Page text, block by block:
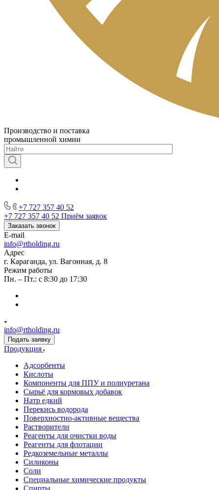
Производство и поставка
промышленной химии
+7 727 357 40 52
+7 727 357 40 52 Приём заявок
Заказать звонок
E-mail
info@rtholding.ru
Адрес
г. Караганда, ул. Вагонная, д. 8
Режим работы
Пн. – Пт.: с 8:30 до 17:30
info@rtholding.ru
Подать заявку
Продукция
Адсорбенты
Кислоты
Компоненты для ППУ и полиуретана
Сырьё для кормовых добавок
Натр едкий
Перекись водорода
Поверхностно-активные вещества
Растворители
Реагенты для очистки воды
Реагенты для флотации
Редкоземельные металлы
Силиконы
Соли
Специальные химические продукты
Спирты